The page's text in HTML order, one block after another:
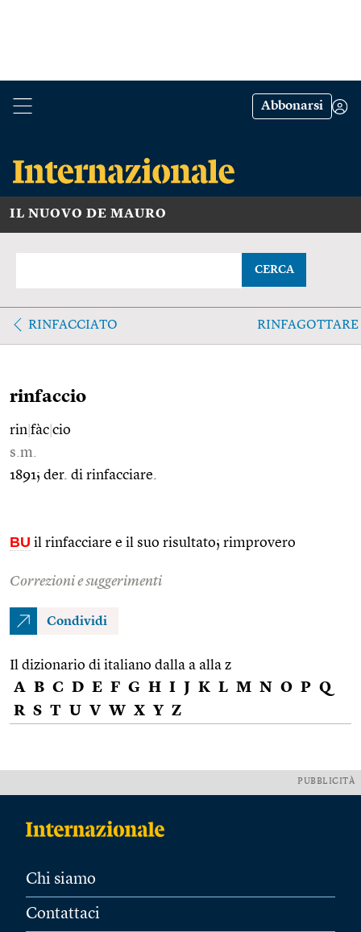
Abbonarsi
IL NUOVO DE MAURO
CERCA
RINFACCIATO RINFAGOTTARE
rinfaccio
rin fàc cio
s.m.
1891; der. di rinfacciare.
BU il rinfacciare e il suo risultato; rimprovero
Correzioni e suggerimenti
Condividi
Il dizionario di italiano dalla a alla z
A B C D E F G H I J K L M N O P Q
R S T U V W X Y Z
PUBBLICITÀ
Chi siamo
Contattaci